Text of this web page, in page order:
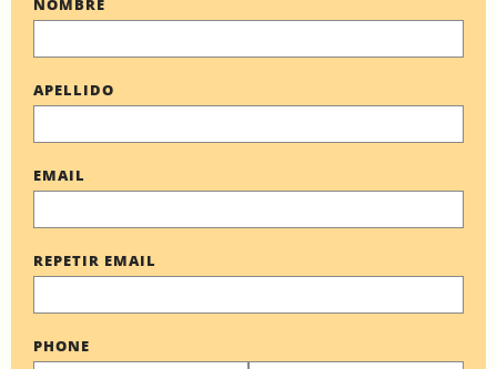
NOMBRE
APELLIDO
EMAIL
REPETIR EMAIL
PHONE